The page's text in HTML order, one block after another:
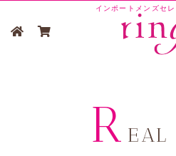
インポートメンズセ
R EAL